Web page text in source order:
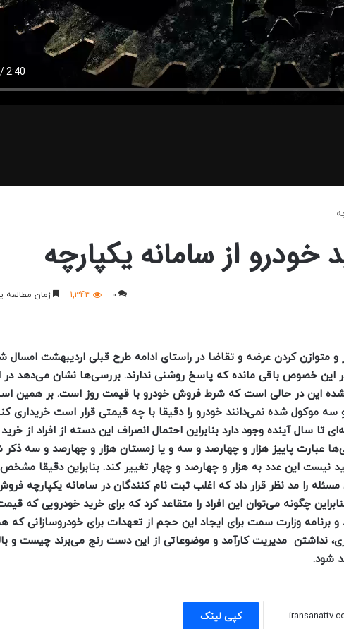
خودرو از سامانه یکپارچه
0
1,343 زمان
و متوازن کردن عرضه و تقاضا در راستای ادامه طرح قبلی اردیبهشت امسال
این خصوص باقی مانده که پاسخ روشنی ندارند. بررسی‌ها نشان می‌دهد در
شده ایندر حالی است که شرط فروش خودرو با قیمت روز است. بر همین
موکول شده نمی‌دانند خودرو را دقیقا با چه قیمتی قرار است خریداری
تا سال آینده وجود دارد بنابراین احتمال انصراف این دسته از افراد از
عبارت پاییز هزار و چهارصد و سه و یا زمستان هزار و چهارصد و سه
نیست این عدد به هزار و چهارصد و چهار تغییر کند. بنابراین دقیقا
را مد نظر قرار داد که اغلب ثبت نام کنندگان در سامانه‌ یکپارچه‌
چگونه می‌توان این افراد را متقاعد کرد که برای خرید خودرویی که
و برنامه‌ وزارت سمت برای ایجاد این حجم از تعهدات برای خودروسازانی که
نداشتن مدیریت کارآمد و موضوعاتی از این دست رنج می‌برند چیست و
شود.
کپی لینک